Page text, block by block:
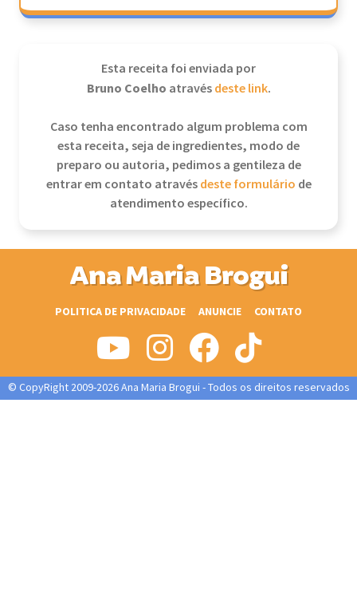
Esta receita foi enviada por
Bruno Coelho atravésdeste link.
Caso tenha encontrado algum problema com
esta receita, seja de ingredientes, modo de
preparo ou autoria, pedimos a gentileza de
entrar em contato atravésdeste formulário de
atendimento específico.
Ana Maria Brogui
POLITICA DE PRIVACIDADE ANUNCIE CONTATO
© CopyRight 2009-2026 Ana Maria Brogui - Todos os direitos reservados